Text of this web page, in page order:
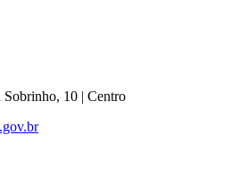
Sobrinho, 10 | Centro